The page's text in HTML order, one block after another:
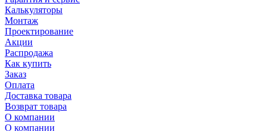
Калькуляторы
Монтаж
Проектирование
Акции
Распродажа
Как купить
Заказ
Оплата
Доставка товара
Возврат товара
О компании
О компании